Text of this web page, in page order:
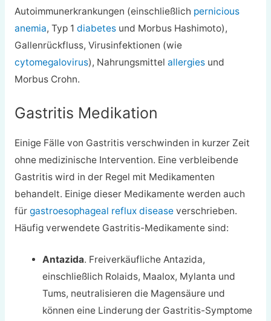
Autoimmunerkrankungen (einschließlich pernicious
anemia, Typ 1 diabetesund Morbus Hashimoto),
Gallenrückfluss, Virusinfektionen (wie
cytomegalovirus), Nahrungsmittel allergiesund
Morbus Crohn.
Gastritis Medikation
Einige Fälle von Gastritis verschwinden in kurzer Zeit
ohne medizinische Intervention. Eine verbleibende
Gastritis wird in der Regel mit Medikamenten
behandelt. Einige dieser Medikamente werden auch
für gastroesophageal reflux diseaseverschrieben.
Häufig verwendete Gastritis-Medikamente sind:
Antazida. Freiverkäufliche Antazida,
einschließlich Rolaids, Maalox, Mylanta und
Tums, neutralisieren die Magensäure und
können eine Linderung der Gastritis-Symptome